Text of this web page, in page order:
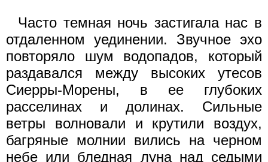
Часто темная ночь застигала нас в
отдаленном уединении. Звучное эхо
повторяло шум водопадов, который
раздавался между высоких утесов
Сиерры-Морены, в ее глубоких
расселинах и долинах. Сильные
ветры волновали и крутили воздух,
багряные молнии вились на черном
небе или бледная луна над седыми